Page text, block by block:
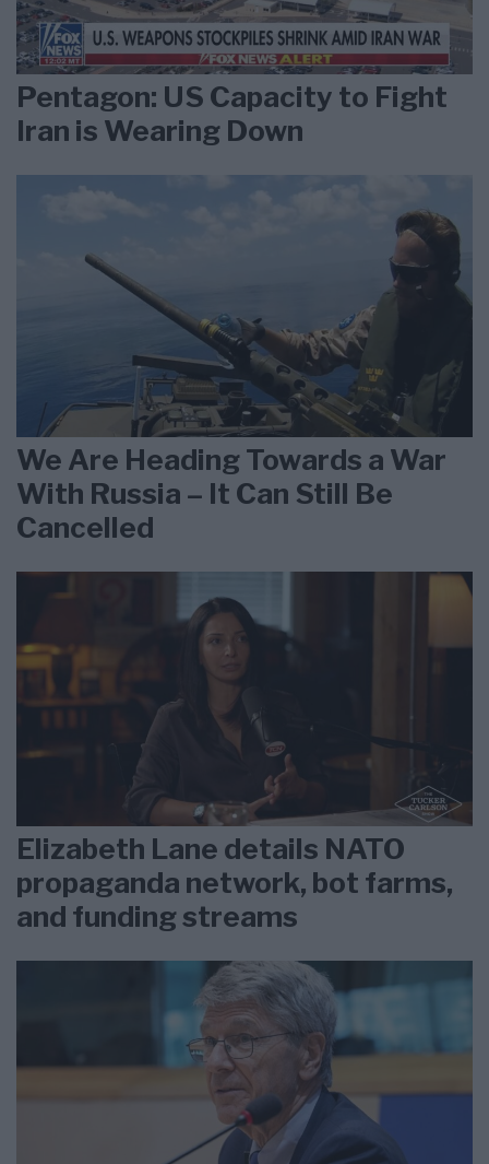
Pentagon: US Capacity to Fight
Iran is Wearing Down
We Are Heading Towards a War
With Russia – It Can Still Be
Cancelled
Elizabeth Lane details NATO
propaganda network, bot farms,
and funding streams